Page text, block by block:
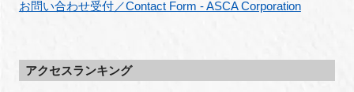
お問い合わせ受付／Contact Form - ASCA Corporation
アクセスランキング